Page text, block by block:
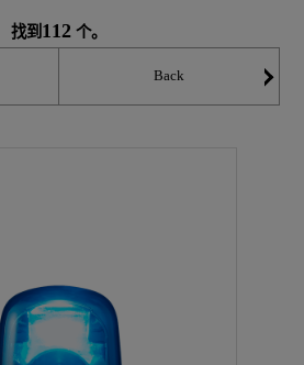
找到112个。
Back